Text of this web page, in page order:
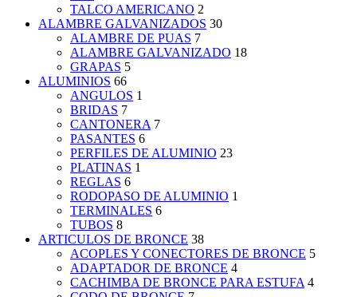
TALCO AMERICANO 2
ALAMBRE GALVANIZADOS 30
ALAMBRE DE PUAS 7
ALAMBRE GALVANIZADO 18
GRAPAS 5
ALUMINIOS 66
ANGULOS 1
BRIDAS 7
CANTONERA 7
PASANTES 6
PERFILES DE ALUMINIO 23
PLATINAS 1
REGLAS 6
RODOPASO DE ALUMINIO 1
TERMINALES 6
TUBOS 8
ARTICULOS DE BRONCE 38
ACOPLES Y CONECTORES DE BRONCE 5
ADAPTADOR DE BRONCE 4
CACHIMBA DE BRONCE PARA ESTUFA 4